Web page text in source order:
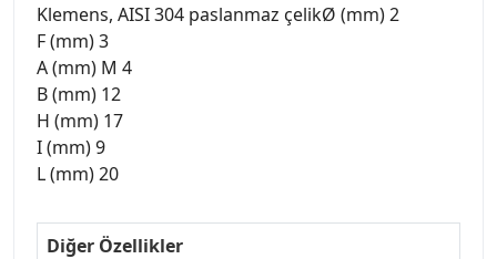
Klemens, AISI 304 paslanmaz çelikØ (mm) 2
F (mm) 3
A (mm) M 4
B (mm) 12
H (mm) 17
I (mm) 9
L (mm) 20
Diğer Özellikler